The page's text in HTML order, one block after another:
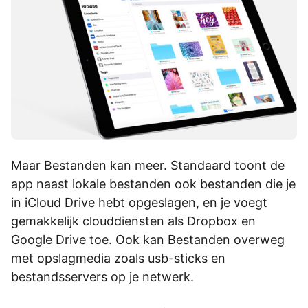
Maar Bestanden kan meer. Standaard toont de
app naast lokale bestanden ook bestanden die je
in iCloud Drive hebt opgeslagen, en je voegt
gemakkelijk clouddiensten als Dropbox en
Google Drive toe. Ook kan Bestanden overweg
met opslagmedia zoals usb-sticks en
bestandsservers op je netwerk.